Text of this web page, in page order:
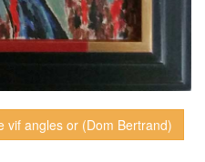
vif angles or (Dom Bertrand)